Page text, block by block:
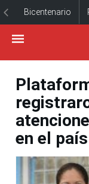
Bicentenario
en el país